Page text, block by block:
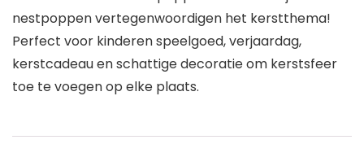
nestpoppen vertegenwoordigen het kerstthema!
Perfect voor kinderen speelgoed, verjaardag,
kerstcadeau en schattige decoratie om kerstsfeer
toe te voegen op elke plaats.